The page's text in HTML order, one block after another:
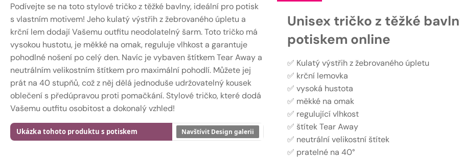
Podívejte se na toto stylové tričko z těžké bavlny, ideální pro potisk
s vlastním motivem! Jeho kulatý výstřih z žebrovaného úpletu a
krční lem dodají Vašemu outfitu neodolatelný šarm. Toto tričko má
vysokou hustotu, je měkké na omak, reguluje vlhkost a garantuje
pohodlné nošení po celý den. Navíc je vybaven štítkem Tear Away a
neutrálním velikostním štítkem pro maximální pohodlí. Můžete jej
prát na 40 stupňů, což z něj dělá jednoduše udržovatelný kousek
oblečení s předúpravou proti pomačkání. Stylové tričko, které dodá
Vašemu outfitu osobitost a dokonalý vzhled!
Ukázka tohoto produktu s potiskem Navštívit Design galerii
Unisex tričko z těžké
potiskem online
✅ Kulatý výstřih z žebrovaného úpletu
✅ krční lemovka
✅ vysoká hustota
✅ měkké na omak
✅ regulující vlhkost
✅ štítek Tear Away
✅ neutrální velikostní štítek
✅ pratelné na 40°